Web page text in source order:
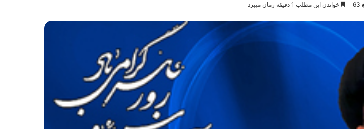
63 خواندن این مطلب 1 دقیقه زمان میبرد